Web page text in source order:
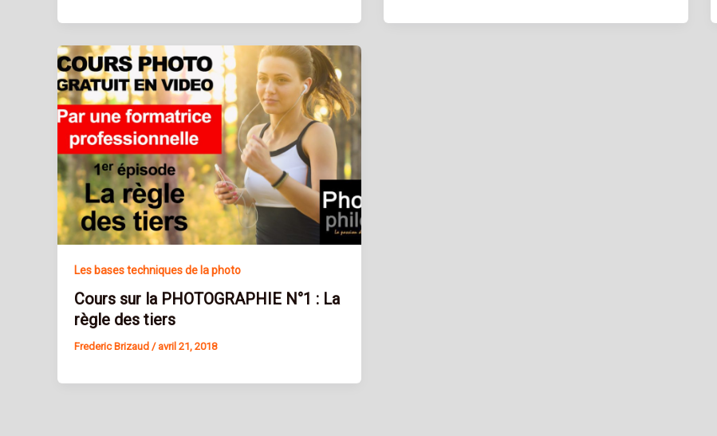
Les bases techniques de la photo
Cours sur la PHOTOGRAPHIE N°1 : La
règle des tiers
Frederic Brizaud / avril 21, 2018